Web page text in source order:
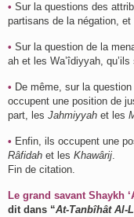
• Sur la questions des
partisans de la négation, et
• Sur la question de la
ah et les Wa’îdiyyah,
• De même, sur la
occupent une position de
part, les Jahmiyyah et les
• Enfin, ils occupent une
Râfidah et les Khawârij.
Fin de citation.
Le grand savant Shaykh
dit dans “At-Tanbîhât Al-